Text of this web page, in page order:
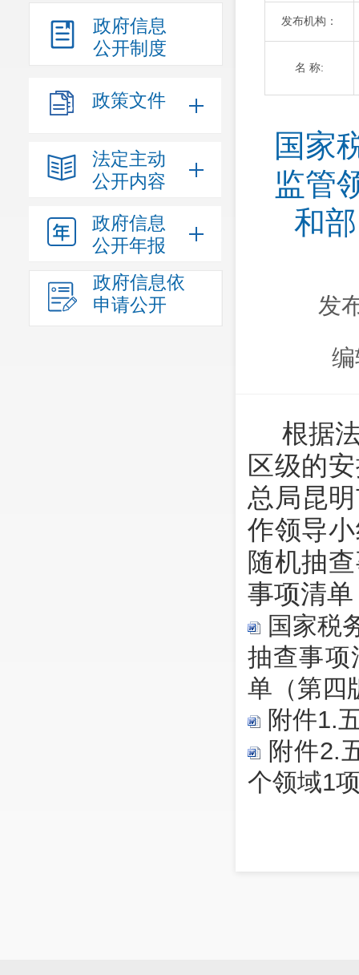
政府信息
公开制度
政策文件
法定主动
公开内容
政府信息
公开年报
政府信息依
申请公开
发布机构：
名 称:
国家
监管
和
发
根据
区级的
总局昆
作领导
随机抽
事项清
国家税
抽查事项
单（第四
附件1.
附件2.
个领域1